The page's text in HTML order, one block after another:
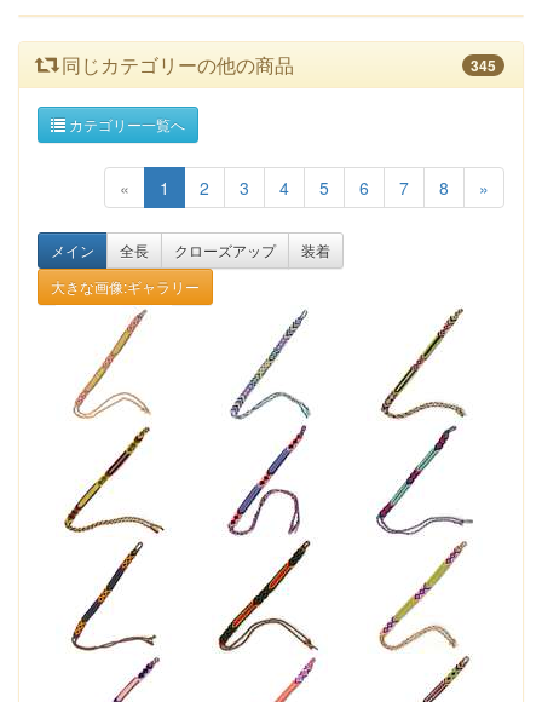
同じカテゴリーの他の商品 345
カテゴリー一覧へ
« 1 2 3 4 5 6 7 8 »
メイン 全長 クローズアップ
装着
大きな画像:ギャラリー